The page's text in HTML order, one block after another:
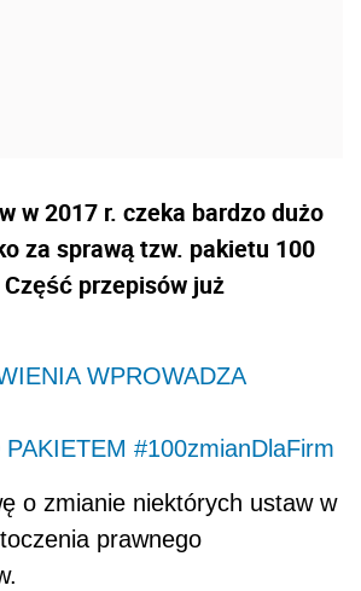
w 2017 r. czeka bardzo dużo
za sprawą tzw. pakietu 100
przepisów już
WPROWADZA
PAKIETEM #100zmianDlaFirm
o zmianie niektórych ustaw w
prawnego